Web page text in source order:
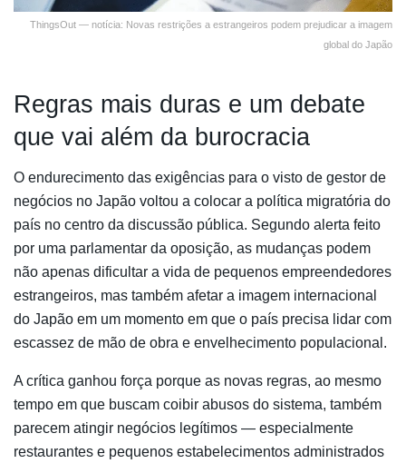
ThingsOut — notícia: Novas restrições a estrangeiros podem prejudicar a imagem
global do Japão
Regras mais duras e um debate
que vai além da burocracia
O endurecimento das exigências para o visto de gestor de
negócios no Japão voltou a colocar a política migratória do
país no centro da discussão pública. Segundo alerta feito
por uma parlamentar da oposição, as mudanças podem
não apenas dificultar a vida de pequenos empreendedores
estrangeiros, mas também afetar a imagem internacional
do Japão em um momento em que o país precisa lidar com
escassez de mão de obra e envelhecimento populacional.
A crítica ganhou força porque as novas regras, ao mesmo
tempo em que buscam coibir abusos do sistema, também
parecem atingir negócios legítimos — especialmente
restaurantes e pequenos estabelecimentos administrados